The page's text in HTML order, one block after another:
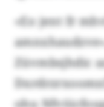
«Eo jent fr
Züvmbsjhdic
ohu